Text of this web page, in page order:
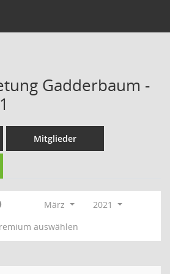
Gadderbaum -
Mitglieder
März
2021
auswählen